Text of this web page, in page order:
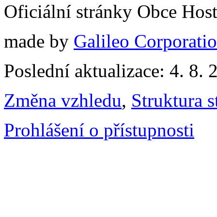
Oficiální stránky Obce
made by Galileo
Poslední aktualizace: 4. 8.
Změna vzhledu, Struktura
Prohlášení o přístupnosti